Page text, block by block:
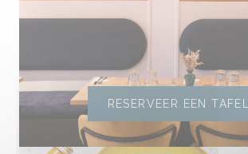
RESERVEER EEN TAFEL